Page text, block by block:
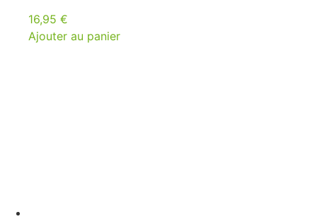
16,95 €
Ajouter au panier